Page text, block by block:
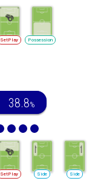
SetPlay Possession
38.8%
SetPlay Side Side